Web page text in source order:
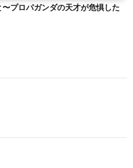
プロパガンダの天才が危惧した